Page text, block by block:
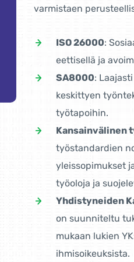
varmistaen
ISO 26000:
eettisellä ja
SA8000:
keskittyen
työtapoihin.
Kansainvälinen
työstandardien
yleissopimukset
työoloja ja
Yhdistyneiden
on suunniteltu
mukaan lukien
ihmisoikeuksista.